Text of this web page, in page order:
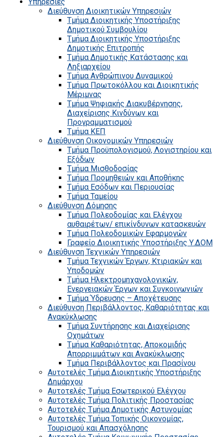
Διεύθυνση Διοικητικών Υπηρεσιών
Τμήμα Διοικητικής Υποστήριξης
Δημοτικού Συμβουλίου
Τμήμα Διοικητικής Υποστήριξης
Δημοτικής Επιτροπής
Τμήμα Δημοτικής Κατάστασης και
Ληξιαρχείου
Τμήμα Ανθρώπινου Δυναμικού
Τμήμα Πρωτοκόλλου και Διοικητικής
Μέριμνας
Τμήμα Ψηφιακής Διακυβέρνησης,
Διαχείρισης Κινδύνων και
Προγραμματισμού
Τμήμα ΚΕΠ
Διεύθυνση Οικονομικών Υπηρεσιών
Τμήμα Προϋπολογισμού, Λογιστηρίου και
Εξόδων
Τμήμα Μισθοδοσίας
Τμήμα Προμηθειών και Αποθήκης
Τμήμα Εσόδων και Περιουσίας
Τμήμα Ταμείου
Διεύθυνση Δόμησης
Τμήμα Πολεοδομίας και Ελέγχου
αυθαιρέτων/ επικίνδυνων κατασκευών
Τμήμα Πολεοδομικών Εφαρμογών
Γραφείο Διοικητικής Υποστήριξης Υ.ΔΟΜ
Διεύθυνση Τεχνικών Υπηρεσιών
Τμήμα Τεχνικών Έργων, Κτιριακών και
Υποδομών
Τμήμα Ηλεκτρομηχανολογικών,
Ενεργειακών Έργων και Συγκοινωνιών
Τμήμα Ύδρευσης – Αποχέτευσης
Διεύθυνση Περιβάλλοντος, Καθαριότητας και
Ανακύκλωσης
Τμήμα Συντήρησης και Διαχείρισης
Οχημάτων
Τμήμα Καθαριότητας, Αποκομιδής
Απορριμμάτων και Ανακύκλωσης
Τμήμα Περιβάλλοντος και Πρασίνου
Αυτοτελές Τμήμα Διοικητικής Υποστήριξης
Δημάρχου
Αυτοτελές Τμήμα Εσωτερικού Ελέγχου
Αυτοτελές Τμήμα Πολιτικής Προστασίας
Αυτοτελές Τμήμα Δημοτικής Αστυνομίας
Αυτοτελές Τμήμα Τοπικής Οικονομίας,
Τουρισμού και Απασχόλησης